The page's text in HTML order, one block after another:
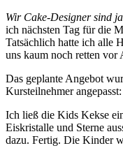
Wir Cake-Designer sind
ich nächsten Tag für die
Tatsächlich hatte ich alle
uns kaum noch retten vor
Das geplante Angebot
Kursteilnehmer angepasst:
Ich ließ die Kids Kekse
Eiskristalle und Sterne
dazu. Fertig. Die Kinder